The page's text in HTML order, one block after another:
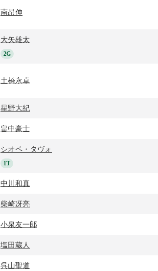
南昂伸
大矢雄太
2G
土橋永卓
星野大紀
畠中豪士
シオペ・タヴォ
1T
中川和真
柴崎冴亮
小泉友一郎
塩田蔵人
呉山聖道